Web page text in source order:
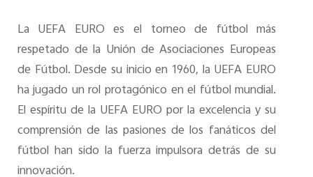
La UEFA EURO es el torneo de fútbol más
respetado de la Unión de Asociaciones Europeas
de Fútbol. Desde su inicio en 1960, la UEFA EURO
ha jugado un rol protagónico en el fútbol mundial.
El espíritu de la UEFA EURO por la excelencia y su
comprensión de las pasiones de los fanáticos del
fútbol han sido la fuerza impulsora detrás de su
innovación.